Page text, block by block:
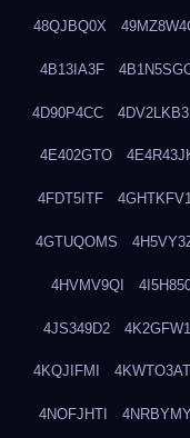
48QJBQ0X
4B13IA3F
4D90P4CC 4DV2LKB3
4E402GTO
4FDT5ITF
4GTUQOMS
4HVMV9QI
4JS349D2
4KQJIFMI 4KWTO3AT
4NOFJHTI